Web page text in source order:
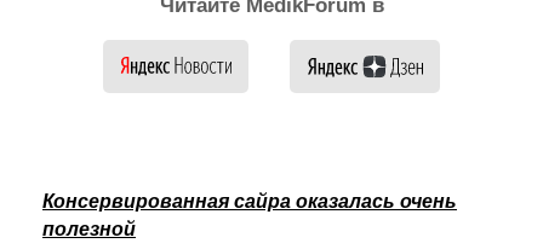
Читайте MedikForum в
Консервированная сайра оказалась очень
полезной